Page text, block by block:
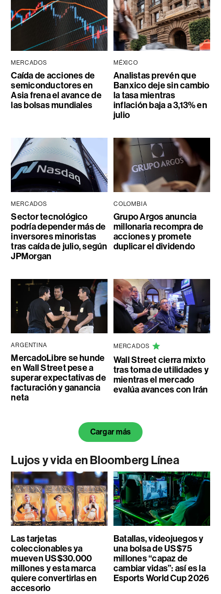
MERCADOS
Caída de acciones de
semiconductores en
Asia frena el avance de
las bolsas mundiales
MÉXICO
Analistas prevén que
Banxico deje sin cambio
la tasa mientras
inflación baja a 3,13% en
julio
MERCADOS
Sector tecnológico
podría depender más de
inversores minoristas
tras caída de julio, según
JPMorgan
COLOMBIA
Grupo Argos anuncia
millonaria recompra de
acciones y promete
duplicar el dividendo
ARGENTINA
MercadoLibre se hunde
en Wall Street pese a
superar expectativas de
facturación y ganancia
neta
MERCADOS
Wall Street cierra mixto
tras toma de utilidades y
mientras el mercado
evalúa avances con Irán
Cargar más
Lujos y vida en Bloomberg Línea
Las tarjetas
coleccionables ya
mueven US$30.000
millones y esta marca
quiere convertirlas en
accesorio
Batallas, videojuegos y
una bolsa de US$75
millones “capaz de
cambiar vidas”: así es la
Esports World Cup 2026